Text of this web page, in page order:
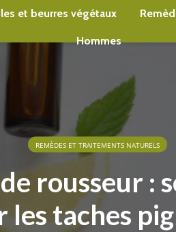
et beurres végétaux
Hommes
REMÈDES ET TRAITEMENTS NATURELS
rousseur :
les taches